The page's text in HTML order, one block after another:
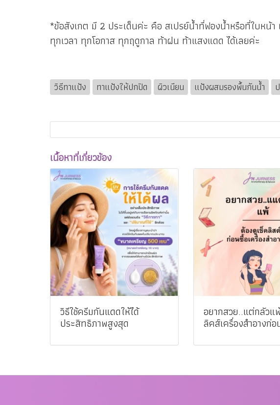
*ข้อสังเกต มี 2 ประเด็นค่ะ คือ สเปรย์น้ำที่ฟองน้ำหรือที่ใบหน้
ทุกเวลา ทุกโอกาส ทุกฤดูกาล ท้าฝน ท้าแสงแดด ได้เลยค่ะ
วิธีทาแป้ง ทาแป้งให้ปกปิด ผิวเนียน แป้งผสมรองพื้นกันน้ำ
เนื้อหาที่เกี่ยวข้อง
วิธีใช้ครีมกันแดดให้ได้
ประสิทธิภาพสูงสุด
อยากสวย..แต่กลัวแ
ลิคส์เครื่องสำอางก่